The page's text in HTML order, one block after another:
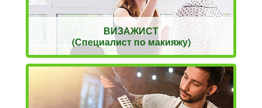
ВИЗАЖИСТ
(Специалист по макияжу)